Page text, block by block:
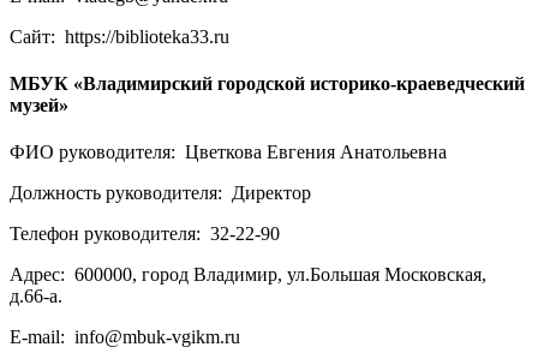
Сайт: https://biblioteka33.ru
МБУК «Владимирский городской историко-краеведческий
музей»
ФИО руководителя: Цветкова Евгения Анатольевна
Должность руководителя: Директор
Телефон руководителя: 32-22-90
Адрес: 600000, город Владимир, ул.Большая Московская,
д.66-а.
E-mail: info@mbuk-vgikm.ru